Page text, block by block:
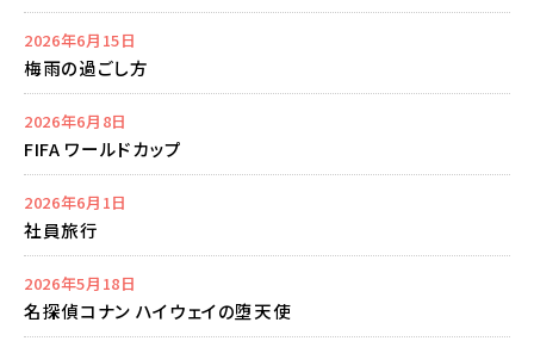
2026年6月15日
梅雨の過ごし方
2026年6月8日
FIFA ワールドカップ
2026年6月1日
社員旅行
2026年5月18日
名探偵コナン ハイウェイの堕天使